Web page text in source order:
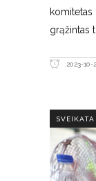
grąžintas
2023-10-
SVEIKATA